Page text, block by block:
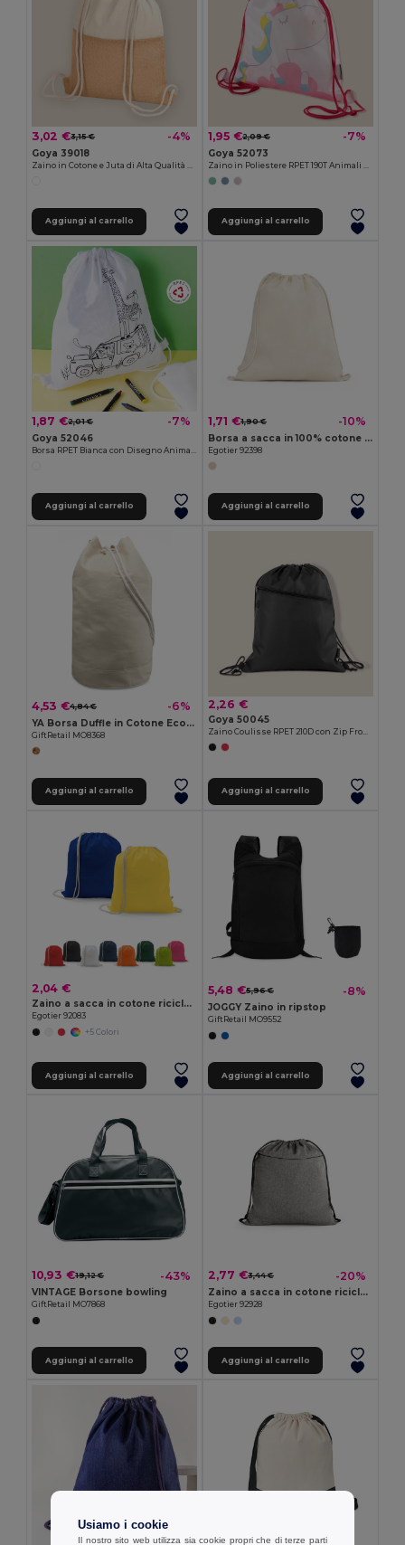
3,02 €3,15 € -4%
Goya 39018
Aggiungi al carrello
1,95 €2,09 € -7%
Goya 52073
Aggiungi al carrello
1,87 €2,01 € -7%
Goya 52046
Aggiungi al carrello
1,71 €1,90 € -10%
Borsa a sacca in 100% cotone (140 g/m²)
Egotier 92398
Aggiungi al carrello
4,53 €4,84 € -6%
YA Borsa Duffle in Cotone Eco-Friendly
GiftRetail MO8368
Aggiungi al carrello
2,26 €
Goya 50045
Aggiungi al carrello
2,04 €
Zaino a sacca in cotone riciclato (70%), poliestere (30% rPET) (150 g/m²)
Egotier 92083
+5 Colori
Aggiungi al carrello
5,48 €5,96 € -8%
JOGGY Zaino in ripstop
GiftRetail MO9552
Aggiungi al carrello
10,93 €19,12 € -43%
VINTAGE Borsone bowling
GiftRetail MO7868
Aggiungi al carrello
2,77 €3,44 € -20%
Zaino a sacca in cotone riciclato (70%), poliestere (30% rPET) (140 g/m²)
Egotier 92928
Aggiungi al carrello
Usiamo i cookie
Il nostro sito web utilizza sia cookie propri che di terze parti